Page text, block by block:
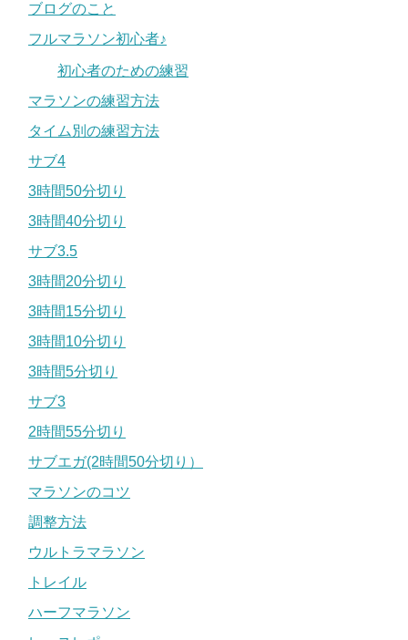
ブログのこと
フルマラソン初心者♪
初心者のための練習
マラソンの練習方法
タイム別の練習方法
サブ4
3時間50分切り
3時間40分切り
サブ3.5
3時間20分切り
3時間15分切り
3時間10分切り
3時間5分切り
サブ3
2時間55分切り
サブエガ(2時間50分切り）
マラソンのコツ
調整方法
ウルトラマラソン
トレイル
ハーフマラソン